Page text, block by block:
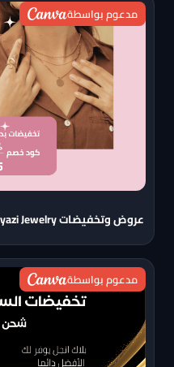
مدعوم بواسطة
عروض وتخفيضات Elyazi Jewelry
مدعوم بواسطة